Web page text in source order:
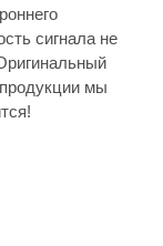
сигнала не
мы